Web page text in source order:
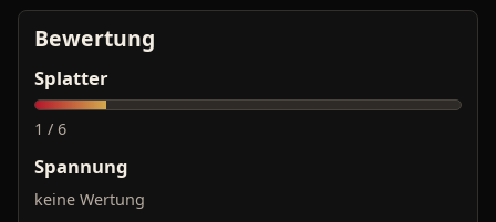
Bewertung
Splatter
1 / 6
Spannung
keine Wertung